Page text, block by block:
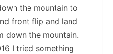
the mountain to
front flip and land
down the mountain.
I tried something